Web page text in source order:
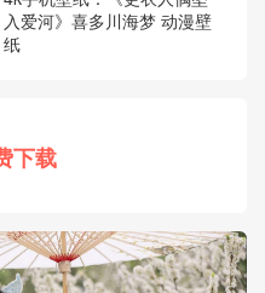
入爱河》喜多川海梦 动漫壁
纸
下载